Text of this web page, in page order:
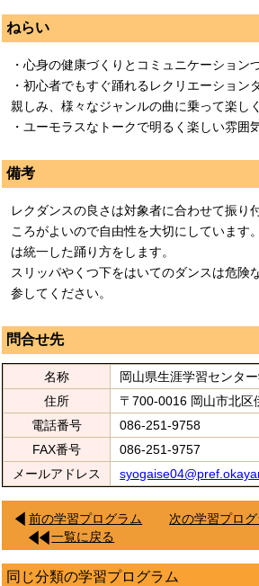
ねらい
・心身の健康づくりとコミュニケーション
・初心者でもすぐ踊れるレクリエーション
親しみ、様々なジャンルの曲に乗って楽し
・ユーモラスなトークで明るく楽しい雰囲
備考
レクダンスの良さは対象者に合わせて振り
ころがよいので自由性を大切にしています
は統一した踊り方をします。
スリッパやくつ下をはいてのダンスは危険
参してください。
問合せ先
名称
岡山県生涯学習センタ
住所
〒700-0016 岡山市北
電話番号
086-251-9758
FAX番号
086-251-9757
メールアドレス
前の学習プログラム
次の学習プロ
一覧に戻る
同じ分類の学習プログラム